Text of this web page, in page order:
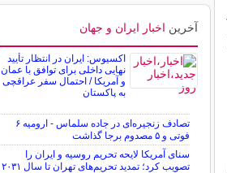
آخرین اخبار ایران و جهان
اکسیوس: ایران در انتظار تأیید
نهایی داخلی برای توافق با عمان
و آمریکا / احتمال سفر عراقچی
به پاکستان
تصادف زنجیره‌ای در جاده سلماس - ارومیه ۶
فوتی و ۵ مصدوم برجا گذاشت
سنای آمریکا لایحه تحریم روسیه و ایران را
تصویب کرد؛ تمدید تحریم‌های تهران تا سال ۲۰۳۱